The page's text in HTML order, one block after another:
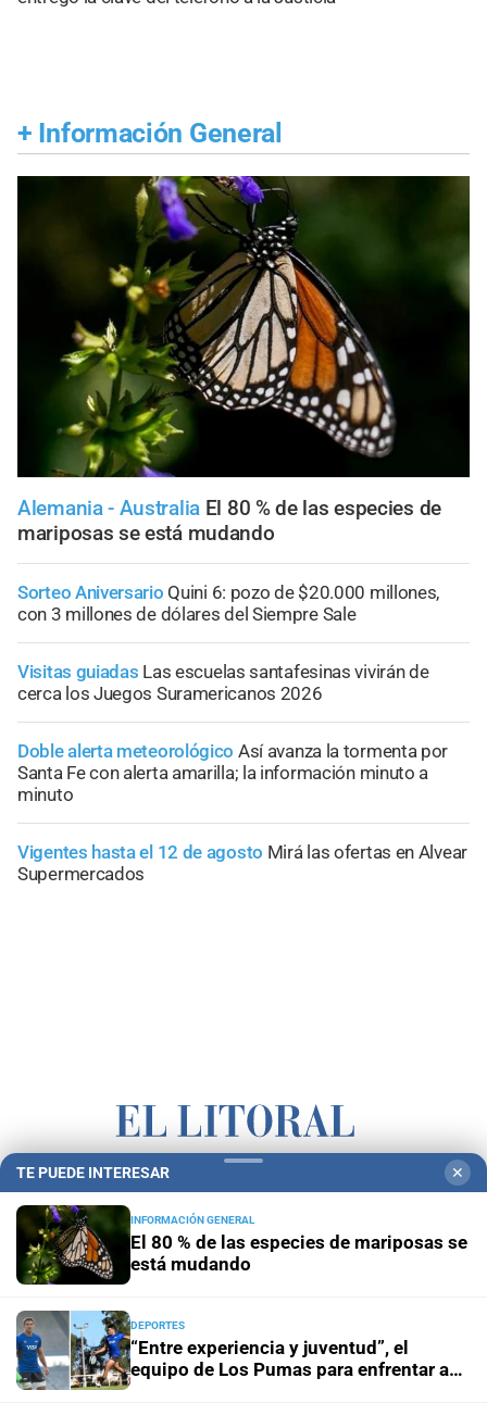
+ Información General
Alemania - Australia El 80 % de las especies de
mariposas se está mudando
Sorteo Aniversario Quini 6: pozo de $20.000 millones,
con 3 millones de dólares del Siempre Sale
Visitas guiadas Las escuelas santafesinas vivirán de
cerca los Juegos Suramericanos 2026
Doble alerta meteorológico Así avanza la tormenta por
Santa Fe con alerta amarilla; la información minuto a
minuto
Vigentes hasta el 12 de agosto Mirá las ofertas en Alvear
Supermercados
Campolitoral Revista Nosotros Clasificados CYD Litoral
Podcasts Mirador Provincial VivíMejor SF
Notife Educacion SF
TE PUEDE INTERESAR ✕
INFORMACIÓN GENERAL
El 80 % de las especies de mariposas se
está mudando
DEPORTES
“Entre experiencia y juventud”, el
equipo de Los Pumas para enfrentar a